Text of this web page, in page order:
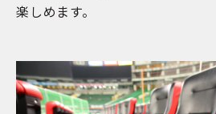
楽しめます。